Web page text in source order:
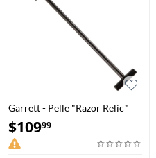
Garrett - Pelle "Razor Relic"
$10999